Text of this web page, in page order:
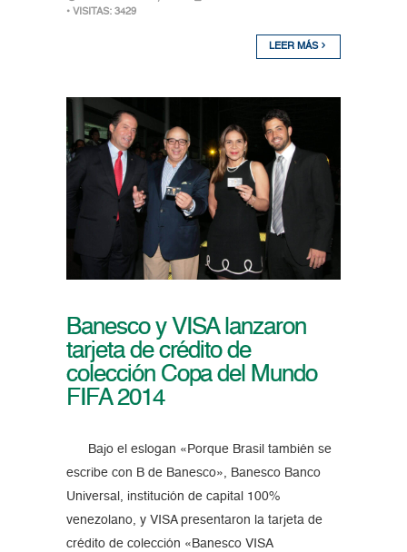
• VISITAS: 3429
LEER MÁS
Banesco y VISA lanzaron
tarjeta de crédito de
colección Copa del Mundo
FIFA 2014
Bajo el eslogan «Porque Brasil también se
escribe con B de Banesco», Banesco Banco
Universal, institución de capital 100%
venezolano, y VISA presentaron la tarjeta de
crédito de colección «Banesco VISA